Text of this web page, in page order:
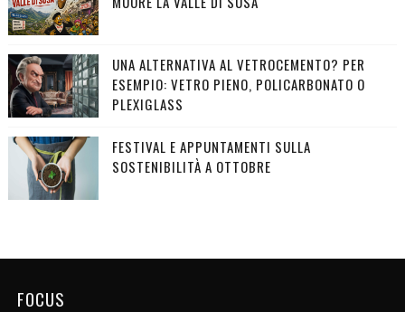
UNA ALTERNATIVA AL VETROCEMENTO? PER
ESEMPIO: VETRO PIENO, POLICARBONATO O
PLEXIGLASS
FESTIVAL E APPUNTAMENTI SULLA
SOSTENIBILITÀ A OTTOBRE
FOCUS